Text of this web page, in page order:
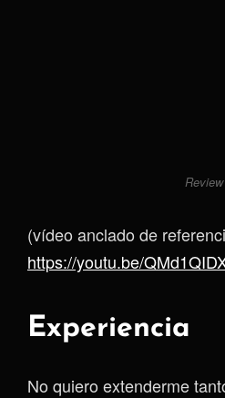
Review
(vídeo anclado de
https://youtu.be/
Experiencia
No quiero extenderme